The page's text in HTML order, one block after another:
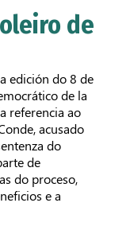
de
edición do 8 de
de la
referencia ao
acusado
do
de
do proceso,
e a